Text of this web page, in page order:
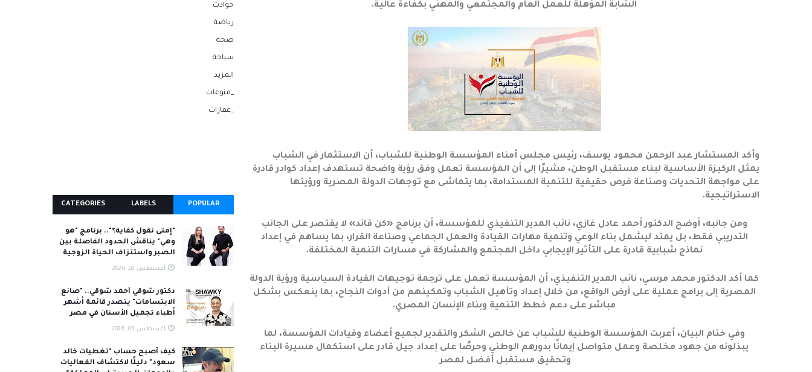
الشابة المؤهلة للعمل العام والمجتمعي والمهني بكفاءة عالية.
وأكد المستشار عبد الرحمن محمود يوسف، رئيس مجلس أمناء المؤسسة الوطنية للشباب، أن الاستثمار في الشباب
يمثل الركيزة الأساسية لبناء مستقبل الوطن، مشيرًا إلى أن المؤسسة تعمل وفق رؤية واضحة تستهدف إعداد كوادر قادرة
على مواجهة التحديات وصناعة فرص حقيقية للتنمية المستدامة، بما يتماشى مع توجهات الدولة المصرية ورؤيتها
الاستراتيجية.
ومن جانبه، أوضح الدكتور أحمد عادل غازي، نائب المدير التنفيذي للمؤسسة، أن برنامج «كن قائد» لا يقتصر على الجانب
التدريبي فقط، بل يمتد ليشمل بناء الوعي وتنمية مهارات القيادة والعمل الجماعي وصناعة القرار، بما يساهم في إعداد
نماذج شبابية قادرة على التأثير الإيجابي داخل المجتمع والمشاركة في مسارات التنمية المختلفة.
كما أكد الدكتور محمد مرسي، نائب المدير التنفيذي، أن المؤسسة تعمل على ترجمة توجيهات القيادة السياسية ورؤية الدولة
المصرية إلى برامج عملية على أرض الواقع، من خلال إعداد وتأهيل الشباب وتمكينهم من أدوات النجاح، بما ينعكس بشكل
مباشر على دعم خطط التنمية وبناء الإنسان المصري.
وفي ختام البيان، أعربت المؤسسة الوطنية للشباب عن خالص الشكر والتقدير لجميع أعضاء وقيادات المؤسسة، لما
يبذلونه من جهود مخلصة وعمل متواصل إيمانًا بدورهم الوطني وحرصًا على إعداد جيل قادر على استكمال مسيرة البناء
وتحقيق مستقبل أفضل لمصر.
حوادث
رياضة
صحة
سياحة
المزيد
_منوعات
_عقارات
POPULAR
LABELS
CATEGORIES
"إمتى نقول كفاية؟".. برنامج "هو
وهي" يناقش الحدود الفاصلة بين
الصبر واستنزاف الحياة الزوجية
أغسطس 02, 2026
دكتور شوقي أحمد شوقي.. "صانع
الابتسامات" يتصدر قائمة أشهر
أطباء تجميل الأسنان في مصر
أغسطس 05, 2026
كيف أصبح حساب "تغطيات خالد
سعود" دليلًا لاكتشاف الفعاليات